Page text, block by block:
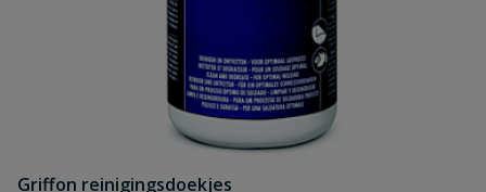
Griffon reinigingsdoekjes